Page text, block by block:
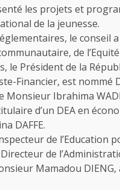
les projets et
de la jeunesse.
le
de
le Président de la
Financier, est
Monsieur Ibrahima
d’un DEA en
DAFFE.
de l’Education
de
Mamadou